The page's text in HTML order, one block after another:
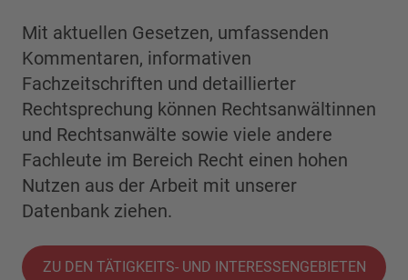
Mit aktuellen Gesetzen, umfassenden
Kommentaren, informativen
Fachzeitschriften und detaillierter
Rechtsprechung können Rechtsanwältinnen
und Rechtsanwälte sowie viele andere
Fachleute im Bereich Recht einen hohen
Nutzen aus der Arbeit mit unserer
Datenbank ziehen.
ZU DEN TÄTIGKEITS- UND INTERESSENGEBIETEN